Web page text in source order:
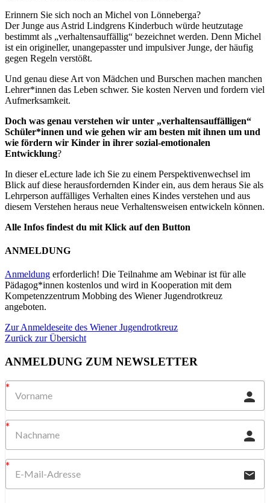
Erinnern Sie sich noch an Michel von Lönneberga?
Der Junge aus Astrid Lindgrens Kinderbuch würde heutzutage
bestimmt als „verhaltensauffällig“ bezeichnet werden. Denn Michel
ist ein origineller, unangepasster und impulsiver Junge, der häufig
gegen Regeln verstößt.
Und genau diese Art von Mädchen und Burschen machen manchen
Lehrer*innen das Leben schwer. Sie kosten Nerven und fordern viel
Aufmerksamkeit.
Doch was genau verstehen wir unter „verhaltensauffälligen“
Schüler*innen und wie gehen wir am besten mit ihnen um und
wie fördern wir Kinder in ihrer sozial-emotionalen
Entwicklung?
In dieser eLecture lade ich Sie zu einem Perspektivenwechsel im
Blick auf diese herausfordernden Kinder ein, aus dem heraus Sie als
Lehrperson auffälliges Verhalten eines Kindes verstehen und aus
diesem Verstehen heraus neue Verhaltensweisen entwickeln können.
Alle Infos findest du mit Klick auf den Button
ANMELDUNG
Anmeldung erforderlich! Die Teilnahme am Webinar ist für alle
Pädagog*innen kostenlos und wird in Kooperation mit dem
Kompetenzzentrum Mobbing des Wiener Jugendrotkreuz
angeboten.
Zur Anmeldeseite des Wiener Jugendrotkreuz
Zurück zur Übersicht
ANMELDUNG ZUM NEWSLETTER